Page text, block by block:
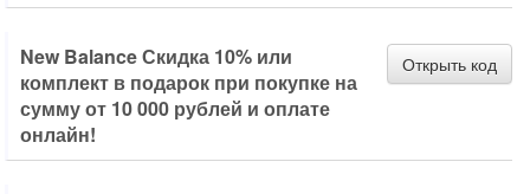
New Balance Скидка 10% или
комплект в подарок при покупке на
сумму от 10 000 рублей и оплате
онлайн!
Открыть код